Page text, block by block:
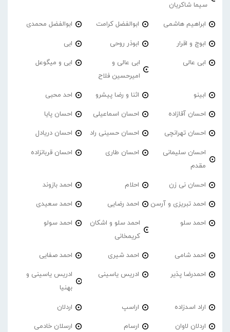
سیما شاکریان
ابراهیم هاشمی ابوالفضل کرامت ابوالفضل محمدی
ابوچ و اقرار ابوذر روحی ابی
ابی عالی
ابی عالی و
امیرحسین فلاح
ابی و میگوعل
ابینو اثنا و رضا پیشرو احد محبی
احسان آقازاده احسان اسماعیلی احسان پایا
احسان تهرانچی احسان حسینی راد احسان دریادل
احسان سلیمانی
مقدم
احسان طاری احسان قربانزاده
احسان نی زن احلام احمد بازوند
احمد تبریزی و آرسن احمد‌ رضایی احمد سعیدی
احمد سلو
احمد سلو و اشکان
کریمخانی
احمد سولو
احمد شامی احمد شیری احمد صفایی
احمدرضا پذیر ادریس یاسینی
ادریس یاسینی و
بهنیا
اراد اسدزاده اراسپ اردلان
اردلان لاوان ارسام ارسلان خادمی